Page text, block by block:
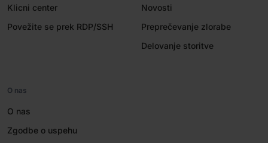
Klicni center
Povežite se prek RDP/SSH
Novosti
Preprečevanje zlorabe
Delovanje storitve
O nas
O nas
Zgodbe o uspehu